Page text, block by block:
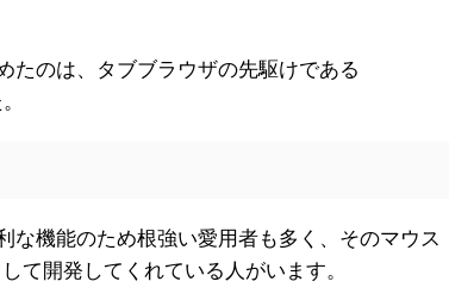
たのは、タブブラウザの先駆けである
機能のため根強い愛用者も多く、そのマウス
て開発してくれている人がいます。